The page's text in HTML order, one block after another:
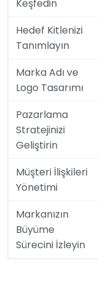
Keşfedin
Hedef Kitlenizi
Tanımlayın
Marka Adı ve
Logo Tasarımı
Pazarlama
Stratejinizi
Geliştirin
Müşteri İlişkileri
Yönetimi
Markanızın
Büyüme
Sürecini İzleyin